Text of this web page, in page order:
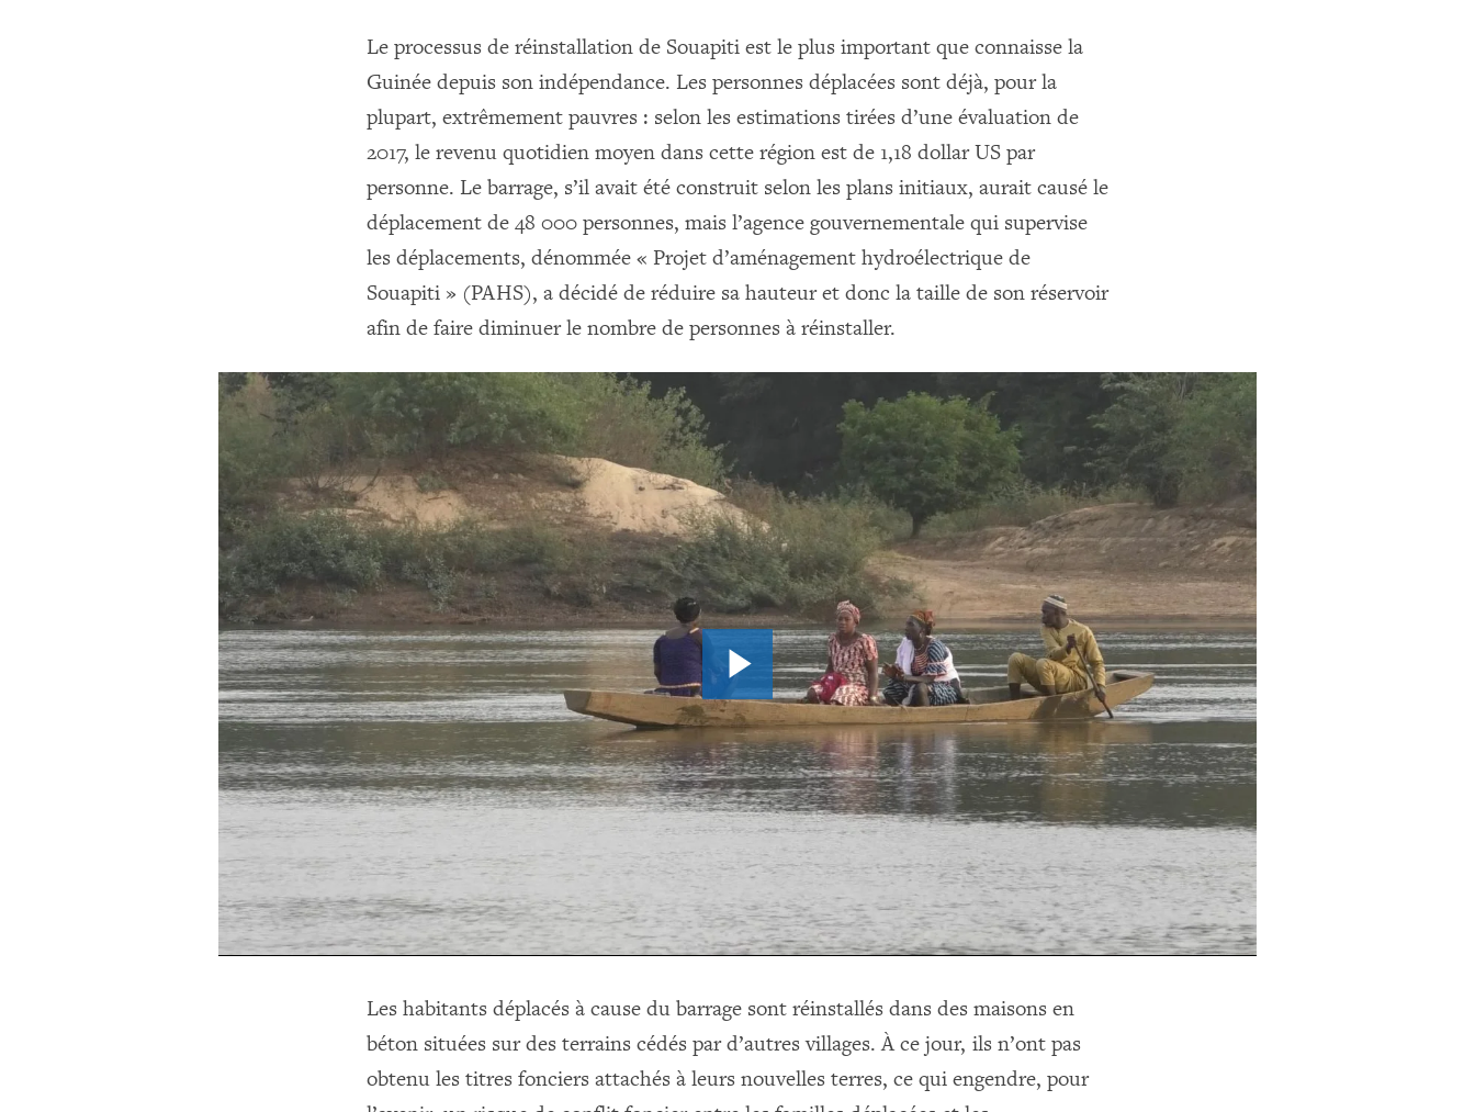
Le processus de réinstallation de Souapiti est le plus important que connaisse la
Guinée depuis son indépendance. Les personnes déplacées sont déjà, pour la
plupart, extrêmement pauvres : selon les estimations tirées d’une évaluation de
2017, le revenu quotidien moyen dans cette région est de 1,18 dollar US par
personne. Le barrage, s’il avait été construit selon les plans initiaux, aurait causé le
déplacement de 48 000 personnes, mais l’agence gouvernementale qui supervise
les déplacements, dénommée « Projet d’aménagement hydroélectrique de
Souapiti » (PAHS), a décidé de réduire sa hauteur et donc la taille de son réservoir
afin de faire diminuer le nombre de personnes à réinstaller.
Les habitants déplacés à cause du barrage sont réinstallés dans des maisons en
béton situées sur des terrains cédés par d’autres villages. À ce jour, ils n’ont pas
obtenu les titres fonciers attachés à leurs nouvelles terres, ce qui engendre, pour